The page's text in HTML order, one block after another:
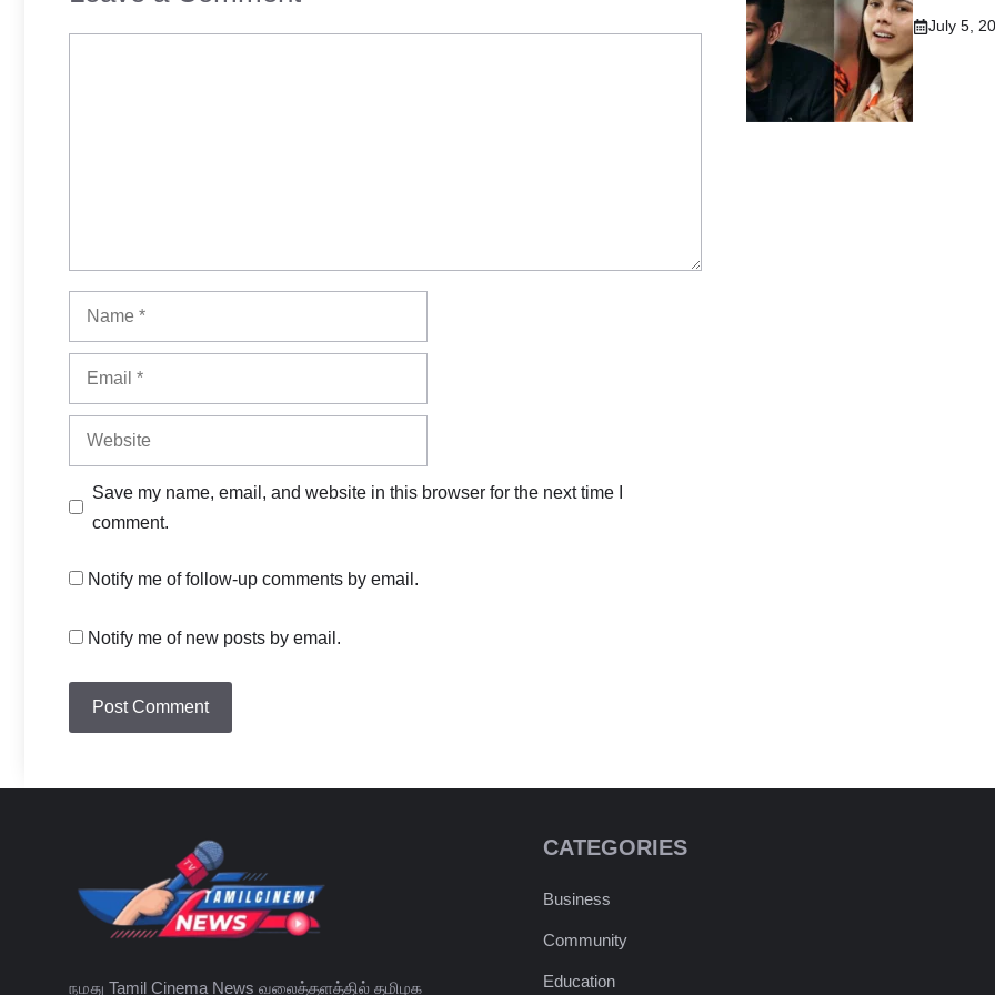
Name
Email
Website
Save my name, email, and website in this browser for the next time I
comment.
Notify me of follow-up comments by email.
Notify me of new posts by email.
July 5,
நமது Tamil Cinema News வலைத்தளத்தில் தமிழக
CATEGORIES
Business
Community
Education